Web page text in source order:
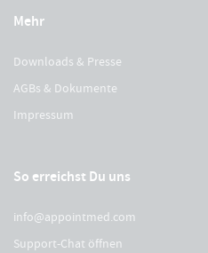
Mehr
Downloads & Presse
AGBs & Dokumente
Impressum
So erreichst Du uns
info@appointmed.com
Support-Chat öffnen